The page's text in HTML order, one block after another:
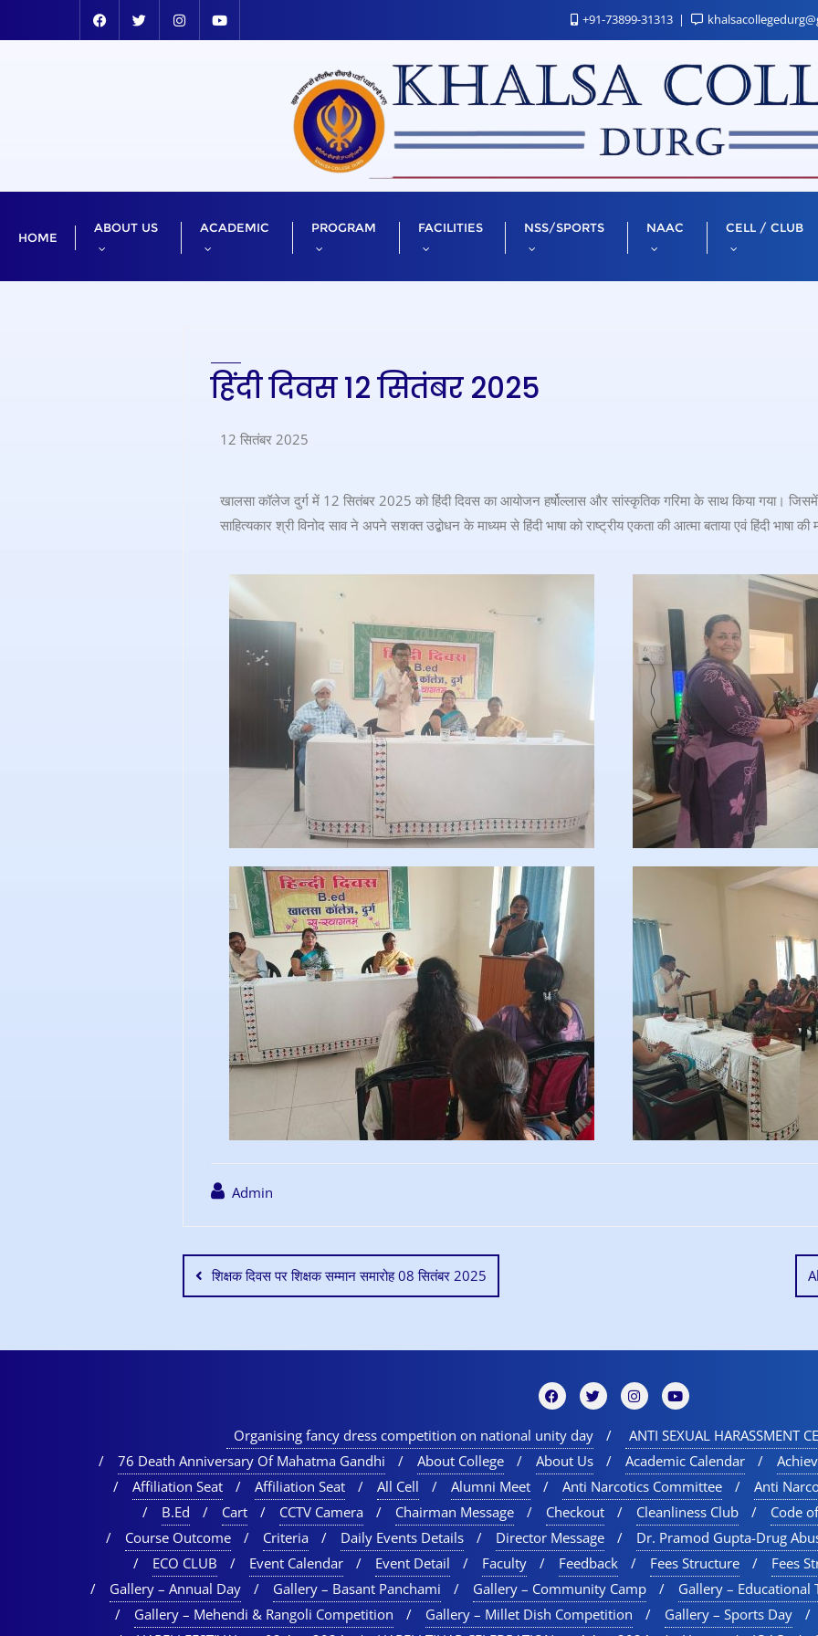
+91-73899-31313
HOME
ABOUT US ACADEMIC PROGRAM FACILITIES NSS/SPORTS NAAC CELL / CLUB
हिंदी दिवस 12 सितंबर 2025
12 सितंबर 2025
खालसा कॉलेज दुर्ग में 12 सितंबर 2025 को हिंदी दिवस का आयोजन हर्षोल्लास और सांस्कृतिक गरिमा के साथ किया गया।
साहित्यकार श्री विनोद साव ने अपने सशक्त उद्बोधन के माध्यम से हिंदी भाषा को राष्ट्रीय एकता की आत्मा बताया एवं हिंदी भाषा की
Admin
शिक्षक दिवस पर शिक्षक सम्मान समारोह 08 सितंबर 2025
Organising fancy dress competition on national unity day
ANTI SEXUAL HARASSMENT
76 Death Anniversary Of Mahatma Gandhi
About College About Us Academic Calendar
Affiliation Seat
Affiliation Seat All Cell Alumni Meet Anti Narcotics Committee
Anti
B.Ed
Cart CCTV Camera Chairman Message Checkout Cleanliness Club
Code
Course Outcome
Criteria Daily Events Details Director Message
Dr. Pramod Gupta-Drug
ECO CLUB
Event Calendar Event Detail Faculty Feedback Fees Structure
Fees
Gallery – Annual Day
Gallery – Basant Panchami Gallery – Community Camp
Gallery – Educational
Gallery – Mehendi & Rangoli Competition
Gallery – Millet Dish Competition
Gallery – Sports Day​